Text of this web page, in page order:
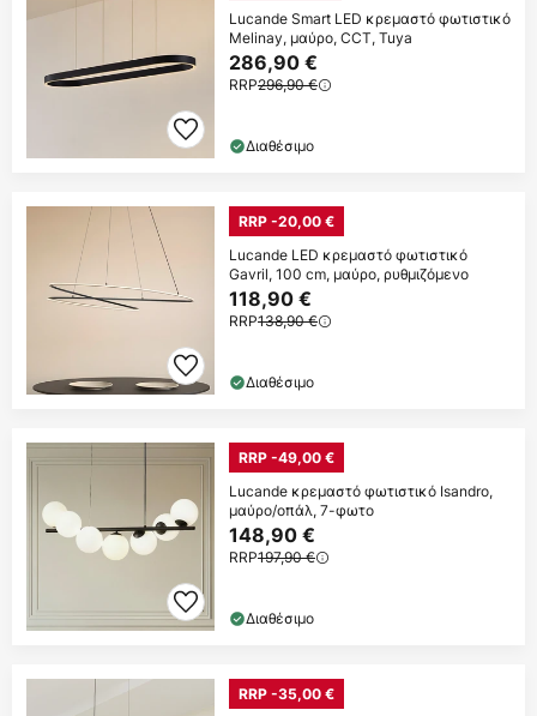
Lucande Smart LED κρεμαστό φωτιστικό
Melinay, μαύρο, CCT, Tuya
286,90 €
RRP296,90 €
Διαθέσιμο
RRP -20,00 €
Lucande LED κρεμαστό φωτιστικό
Gavril, 100 cm, μαύρο, ρυθμιζόμενο
118,90 €
RRP138,90 €
Διαθέσιμο
RRP -49,00 €
Lucande κρεμαστό φωτιστικό Isandro,
μαύρο/οπάλ, 7-φωτο
148,90 €
RRP197,90 €
Διαθέσιμο
RRP -35,00 €